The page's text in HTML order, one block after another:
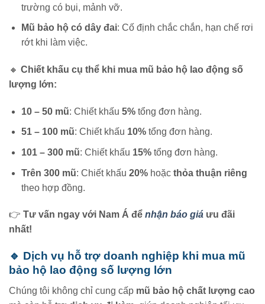
trường có bụi, mảnh vỡ.
Mũ bảo hộ có dây đai: Cố định chắc chắn, hạn chế rơi
rớt khi làm việc.
🔸 Chiết khấu cụ thể khi mua mũ bảo hộ lao động số
lượng lớn:
10 – 50 mũ: Chiết khấu 5%tổng đơn hàng.
51 – 100 mũ: Chiết khấu 10%tổng đơn hàng.
101 – 300 mũ: Chiết khấu 15%tổng đơn hàng.
Trên 300 mũ: Chiết khấu 20%hoặc thỏa thuận riêng
theo hợp đồng.
👉 Tư vấn ngay với Nam Á để nhận báo giá ưu đãi
nhất!
🔹 Dịch vụ hỗ trợ doanh nghiệp khi mua mũ
bảo hộ lao động số lượng lớn
Chúng tôi không chỉ cung cấp mũ bảo hộ chất lượng cao